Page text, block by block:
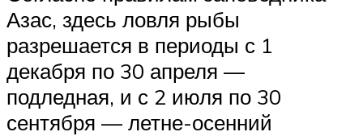
Азас, здесь ловля рыбы
разрешается в периоды с 1
декабря по 30 апреля —
подледная, и с 2 июля по 30
сентября — летне-осенний